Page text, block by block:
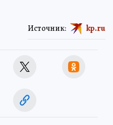
Источник: kp.ru